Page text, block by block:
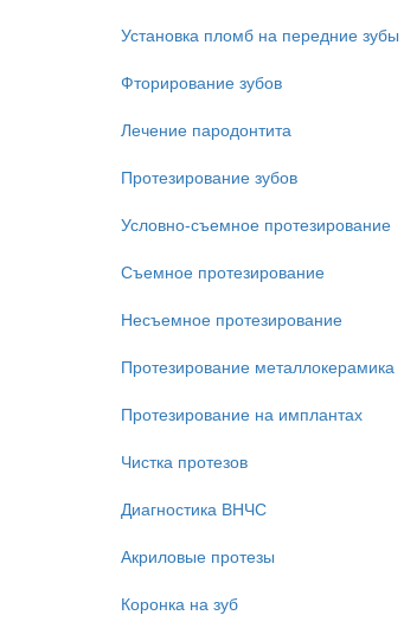
Установка пломб на передние зубы
Фторирование зубов
Лечение пародонтита
Протезирование зубов
Условно-съемное протезирование
Съемное протезирование
Несъемное протезирование
Протезирование металлокерамика
Протезирование на имплантах
Чистка протезов
Диагностика ВНЧС
Акриловые протезы
Коронка на зуб